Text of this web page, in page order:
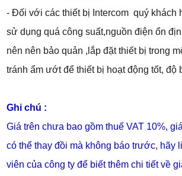
- Đối với các thiết bị Intercom quý khách
sử dụng quá công suất,nguồn điện ổn
nên nên bảo quản ,lắp đặt thiết bị trong
tránh ẩm ướt để thiết bị hoạt động tốt, độ
Ghi chú :
Giá trên chưa bao gồm thuế VAT 10%,
có thể thay đồi mà không báo trước, hãy
viên của công ty để biết thêm chi tiết về